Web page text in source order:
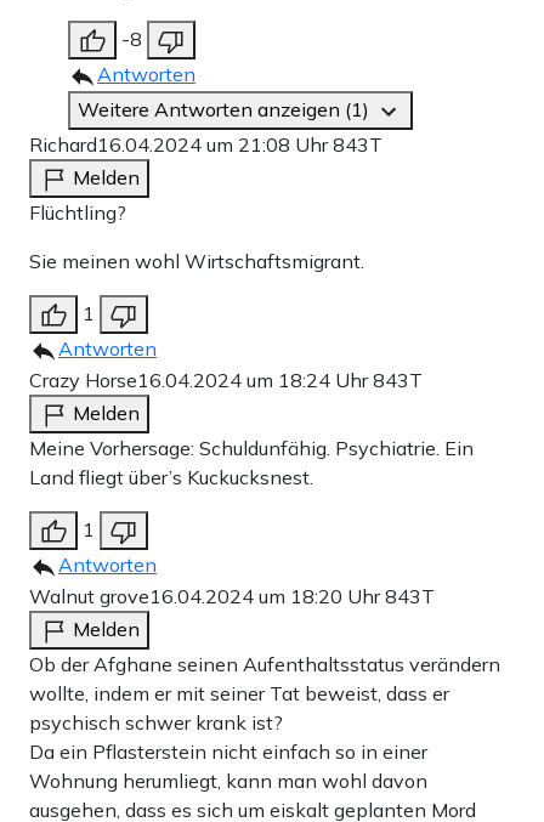
-8
Antworten
Weitere Antworten anzeigen (1)
Richard16.04.2024 um 21:08 Uhr843T
Melden
Flüchtling?
Sie meinen wohl Wirtschaftsmigrant.
1
Antworten
Crazy Horse16.04.2024 um 18:24 Uhr843T
Melden
Meine Vorhersage: Schuldunfähig. Psychiatrie. Ein
Land fliegt über’s Kuckucksnest.
1
Antworten
Walnut grove16.04.2024 um 18:20 Uhr843T
Melden
Ob der Afghane seinen Aufenthaltsstatus verändern
wollte, indem er mit seiner Tat beweist, dass er
psychisch schwer krank ist?
Da ein Pflasterstein nicht einfach so in einer
Wohnung herumliegt, kann man wohl davon
ausgehen, dass es sich um eiskalt geplanten Mord